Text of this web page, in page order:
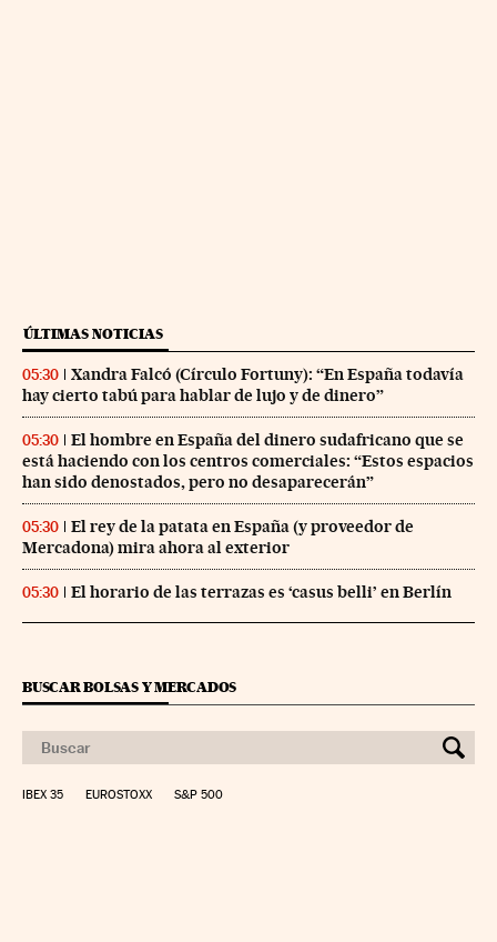
ÚLTIMAS NOTICIAS
05:30
Xandra Falcó (Círculo Fortuny): “En España todavía
hay cierto tabú para hablar de lujo y de dinero”
05:30
El hombre en España del dinero sudafricano que se
está haciendo con los centros comerciales: “Estos espacios
han sido denostados, pero no desaparecerán”
05:30
El rey de la patata en España (y proveedor de
Mercadona) mira ahora al exterior
05:30 El horario de las terrazas es ‘casus belli’ en Berlín
BUSCAR BOLSAS Y MERCADOS
IBEX 35 EUROSTOXX S&P 500